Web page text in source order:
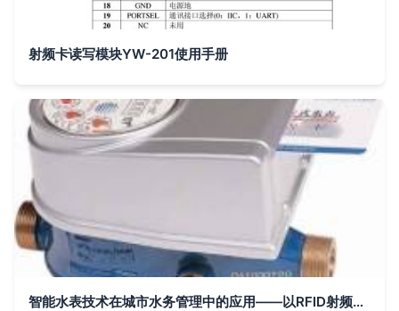
射频卡读写模块YW-201使用手册
智能水表技术在城市水务管理中的应用——以RFID射频卡为例